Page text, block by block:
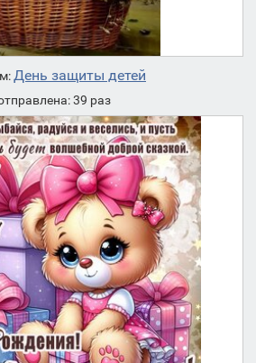
День защиты детей
39 раз